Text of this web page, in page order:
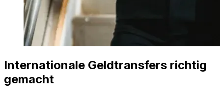
Internationale Geldtransfers richtig
gemacht